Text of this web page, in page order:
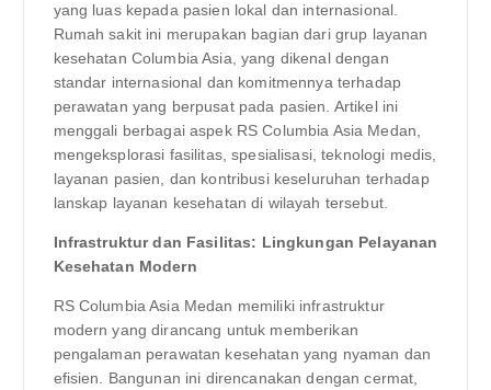
yang luas kepada pasien lokal dan internasional.
Rumah sakit ini merupakan bagian dari grup layanan
kesehatan Columbia Asia, yang dikenal dengan
standar internasional dan komitmennya terhadap
perawatan yang berpusat pada pasien. Artikel ini
menggali berbagai aspek RS Columbia Asia Medan,
mengeksplorasi fasilitas, spesialisasi, teknologi medis,
layanan pasien, dan kontribusi keseluruhan terhadap
lanskap layanan kesehatan di wilayah tersebut.
Infrastruktur dan Fasilitas: Lingkungan Pelayanan
Kesehatan Modern
RS Columbia Asia Medan memiliki infrastruktur
modern yang dirancang untuk memberikan
pengalaman perawatan kesehatan yang nyaman dan
efisien. Bangunan ini direncanakan dengan cermat,